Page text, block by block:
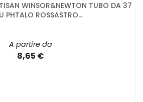
WINSOR&NEWTON TUBO DA 37
PHTALO ROSSASTRO...
A partire da
8,65 €